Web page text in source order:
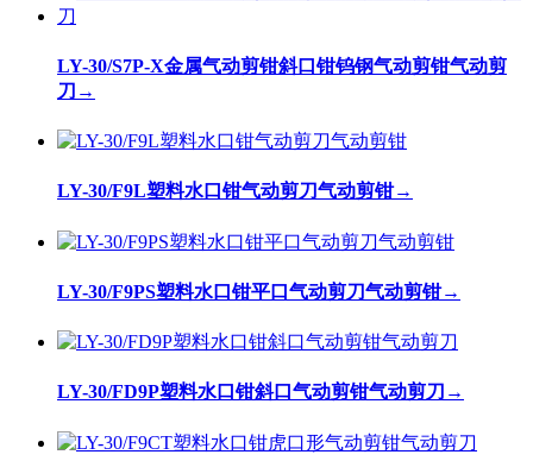
LY-30/S7P-X金属气动剪钳斜口钳钨钢气动剪钳气动剪
刀 →
LY-30/F9L塑料水口钳气动剪刀气动剪钳→
LY-30/F9PS塑料水口钳平口气动剪刀气动剪钳→
LY-30/FD9P塑料水口钳斜口气动剪钳气动剪刀 →